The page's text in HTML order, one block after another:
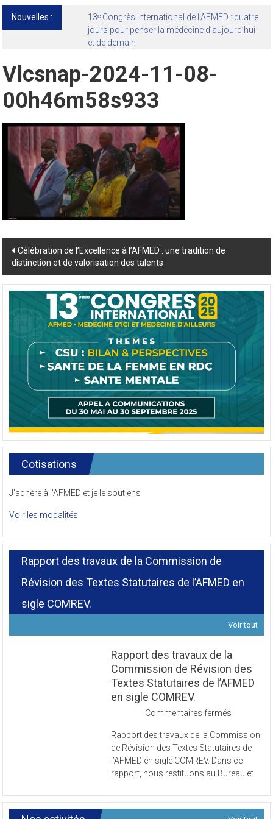
Nouvelles :
13ᵉ Congrès international de l’AFMED : quatre
jours pour penser la médecine d’aujourd’hui
et de demain
Vlcsnap-2024-11-08-
00h46m58s933
Post
navigation
Célébration de l’Excellence à l’AFMED : une tradition de
distinction et de valorisation des talents
Cotisations
J’adhère à l’AFMED et je le soutiens
Voir les modalités
Rapport des travaux de la Commission de
Révision des Textes Statutaires de l’AFMED en
sigle COMREV.
Voir tout
Rapport des travaux de la
Commission de Révision des
Textes Statutaires de l’AFMED
en sigle COMREV.
Commentaires fermés
des
travaux
de
la
de
Révision
Rapport des travaux de la Commission
de Révision des Textes Statutaires de
l’AFMED en sigle COMREV. Dans ce
rapport, nous restituons au Bureau et